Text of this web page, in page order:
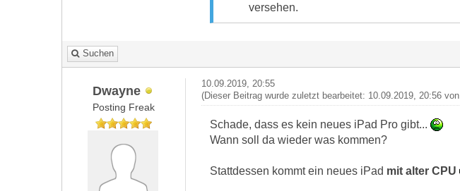
versehen.
Suchen
Dwayne
Posting Freak
10.09.2019, 20:55
(Dieser Beitrag wurde zuletzt bearbeitet: 10.09.2019, 20:56 von
Schade, dass es kein neues iPad Pro gibt...
Wann soll da wieder was kommen?
Stattdessen kommt ein neues iPad mit alter CPU